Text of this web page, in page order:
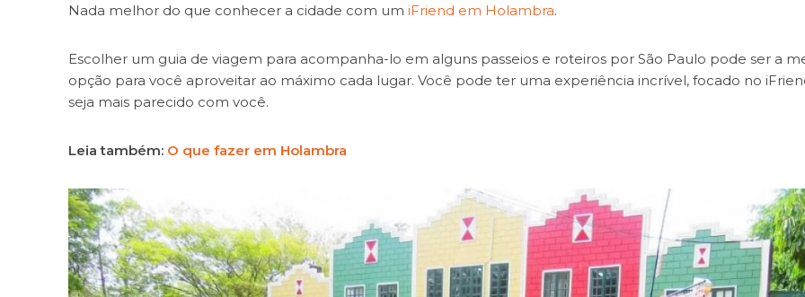
Nada melhor do que conhecer a cidade com um iFriend em Holambra.
Escolher um guia de viagem para acompanha-lo em alguns passeios e roteiros por São Paulo pode ser a
opção para você aproveitar ao máximo cada lugar. Você pode ter uma experiência incrível, focado no
seja mais parecido com você.
Leia também: O que fazer em Holambra